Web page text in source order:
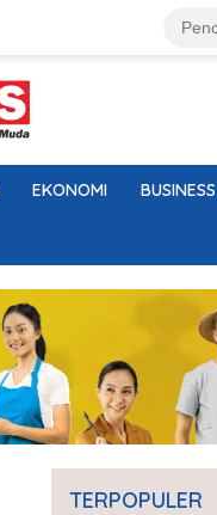
EKONOMI BUSINESS
TERPOPULER